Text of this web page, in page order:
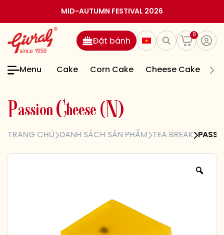
MID-AUTUMN FESTIVAL 2026
0
Đặt bánh
Menu Cake Corn Cake Cheese Cake
Passion Cheese ( N )
TRANG CHỦ DANH SÁCH SẢN PHẨM TEA BREAK